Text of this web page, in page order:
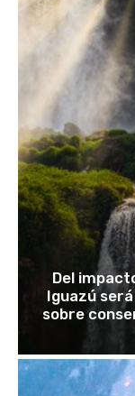
Del
Iguazú
sobre